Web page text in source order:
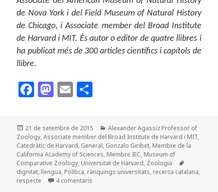
de Nova York i del Field Museum of Natural History
de Chicago, i Associate member del Broad Institute
de Harvard i MIT. És autor o editor de quatre llibres i
ha publicat més de 300 articles científics i capítols de
llibre.
F
c
e
b
o
o
M
to
d
o
n
E
ai
l
m
p
a
rt
ei
Publicat
el
21 de setembre de 2015 Categories
Alexander Agassiz Professor of
Zoology,Associate member del Broad Institute de Harvard i MIT,
Catedràtic de Harvard, General, Gonzalo Giribet, Membre de la
California Academy of Sciences, Membre IEC, Museum of
Comparative Zoology, Universitat de Harvard, Zoologia
dignitat, llengua, Política, rànquings universitats, recerca catalana,
respecte
4 comentaris